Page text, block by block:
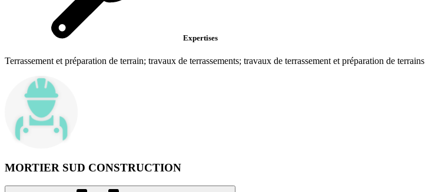
Expertises
Terrassement et préparation de terrain; travaux de terrassements; travaux de terrassement et préparation de terrains
MORTIER SUD CONSTRUCTION